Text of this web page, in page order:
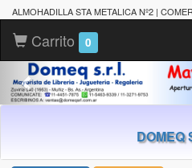
ALMOHADILLA STA METALICA Nº2 |
Carrito 0
DOMEQ